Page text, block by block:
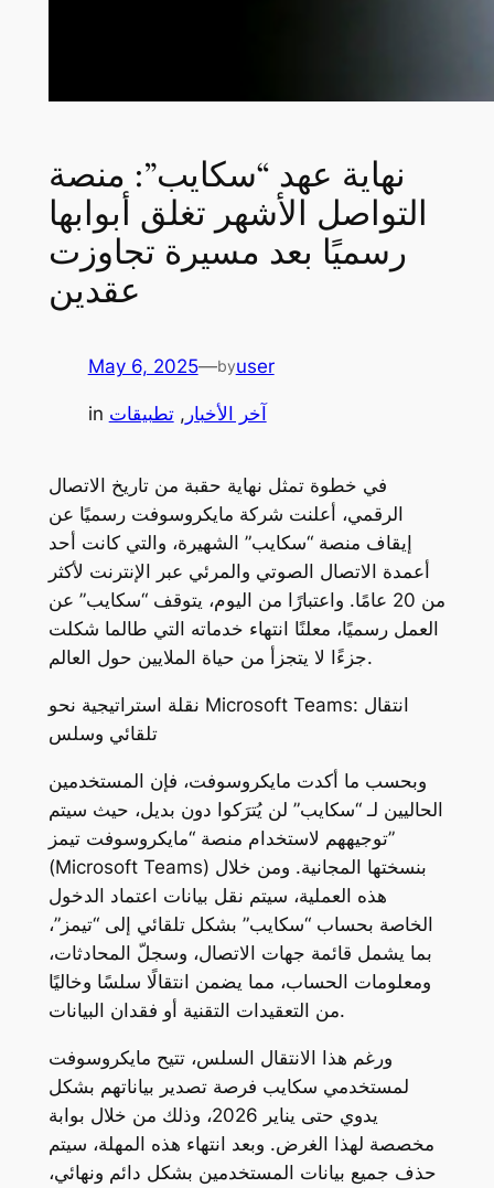
نهاية عهد “سكايب”: منصة
التواصل الأشهر تغلق أبوابها
رسميًا بعد مسيرة تجاوزت
عقدين
May 6, 2025—byuser
in آخر الأخبار , تطبيقات
في خطوة تمثل نهاية حقبة من تاريخ الاتصال
الرقمي، أعلنت شركة مايكروسوفت رسميًا عن
إيقاف منصة “سكايب” الشهيرة، والتي كانت أحد
أعمدة الاتصال الصوتي والمرئي عبر الإنترنت لأكثر
من 20 عامًا. واعتبارًا من اليوم، يتوقف “سكايب” عن
العمل رسميًا، معلنًا انتهاء خدماته التي طالما شكلت
جزءًا لا يتجزأ من حياة الملايين حول العالم.
نقلة استراتيجية نحو Microsoft Teams: انتقال
تلقائي وسلس
وبحسب ما أكدت مايكروسوفت، فإن المستخدمين
الحاليين لـ “سكايب” لن يُترَكوا دون بديل، حيث سيتم
توجيههم لاستخدام منصة “مايكروسوفت تيمز”
(Microsoft Teams) بنسختها المجانية. ومن خلال
هذه العملية، سيتم نقل بيانات اعتماد الدخول
الخاصة بحساب “سكايب” بشكل تلقائي إلى “تيمز”،
بما يشمل قائمة جهات الاتصال، وسجلّ المحادثات،
ومعلومات الحساب، مما يضمن انتقالًا سلسًا وخاليًا
من التعقيدات التقنية أو فقدان البيانات.
ورغم هذا الانتقال السلس، تتيح مايكروسوفت
لمستخدمي سكايب فرصة تصدير بياناتهم بشكل
يدوي حتى يناير 2026، وذلك من خلال بوابة
مخصصة لهذا الغرض. وبعد انتهاء هذه المهلة، سيتم
حذف جميع بيانات المستخدمين بشكل دائم ونهائي،